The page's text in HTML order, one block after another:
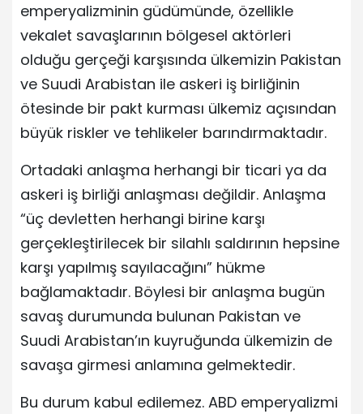
emperyalizminin güdümünde, özellikle
vekalet savaşlarının bölgesel aktörleri
olduğu gerçeği karşısında ülkemizin Pakistan
ve Suudi Arabistan ile askeri iş birliğinin
ötesinde bir pakt kurması ülkemiz açısından
büyük riskler ve tehlikeler barındırmaktadır.
Ortadaki anlaşma herhangi bir ticari ya da
askeri iş birliği anlaşması değildir. Anlaşma
“üç devletten herhangi birine karşı
gerçekleştirilecek bir silahlı saldırının hepsine
karşı yapılmış sayılacağını” hükme
bağlamaktadır. Böylesi bir anlaşma bugün
savaş durumunda bulunan Pakistan ve
Suudi Arabistan’ın kuyruğunda ülkemizin de
savaşa girmesi anlamına gelmektedir.
Bu durum kabul edilemez. ABD emperyalizmi